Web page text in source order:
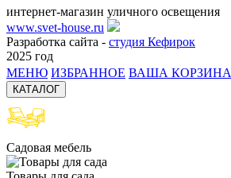
интернет-магазин уличного освещения
www.svet-house.ru
Разработка сайта - студия Кефирок
2025 год
МЕНЮ ИЗБРАННОЕ ВАША КОРЗИНА
КАТАЛОГ
Садовая мебель